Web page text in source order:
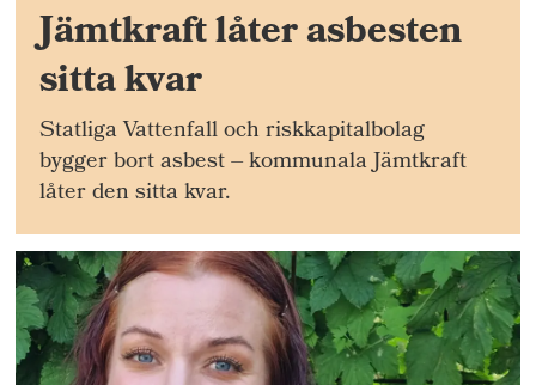
Jämtkraft låter asbesten
sitta kvar
Statliga Vattenfall och riskkapitalbolag
bygger bort asbest – kommunala Jämtkraft
låter den sitta kvar.